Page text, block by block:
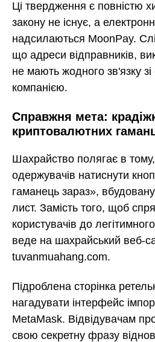
Ці твердження є повністю
закону не існує, а
надсилаються MoonPay.
що адреси відправників,
не мають жодного зв'язку
компанією.
Справжня мета:
криптовалютних
Шахрайство полягає в
одержувачів натиснути
гаманець зараз»,
лист. Замість того, щоб
користувачів до
веде на шахрайський веб-
tuvanmuahang.com.
Підроблена сторінка
нагадувати інтерфейс
MetaMask. Відвідувачам
свою секретну фразу